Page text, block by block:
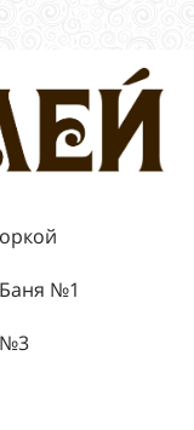
Баня №1